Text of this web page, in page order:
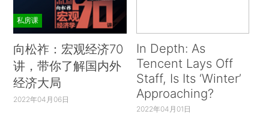
私房课
向松祚：宏观经济70
讲，带你了解国内外
经济大局
2022年04月06日
In Depth: As
Tencent Lays Off
Staff, Is Its ‘Winter’
Approaching?
2022年04月01日